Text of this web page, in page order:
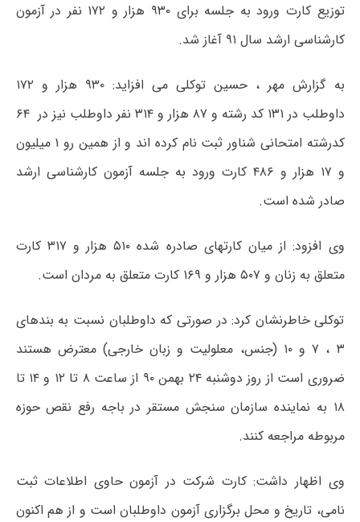
توزیع کارت ورود به جلسه برای ۹۳۰ هزار و ۱۷۲ نفر در آزمون
کارشناسی ارشد سال ۹۱ آغاز شد.
به گزارش مهر ، حسین توکلی می افزاید: ۹۳۰ هزار و ۱۷۲
داوطلب در ۱۳۱ کد رشته و ۸۷ هزار و ۳۱۴ نفر داوطلب نیز در ۶۴
کدرشته امتحانی شناور ثبت نام کرده اند و از همین رو ۱ میلیون
و ۱۷ هزار و ۴۸۶ کارت ورود به جلسه آزمون کارشناسی ارشد
صادر شده است.
وی افزود: از میان کارتهای صادره شده ۵۱۰ هزار و ۳۱۷ کارت
متعلق به زنان و ۵۰۷ هزار و ۱۶۹ کارت متعلق به مردان است.
توکلی خاطرنشان کرد: در صورتی که داوطلبان نسبت به بندهای
۳ ، ۷ و ۱۰ (جنس، معلولیت و زبان خارجی) معترض هستند
ضروری است از روز دوشنبه ۲۴ بهمن ۹۰ از ساعت ۸ تا ۱۲ و ۱۴ تا
۱۸ به نماینده سازمان سنجش مستقر در باجه رفع نقص حوزه
مربوطه مراجعه کنند.
وی اظهار داشت: کارت شرکت در آزمون حاوی اطلاعات ثبت
نامی، تاریخ و محل برگزاری آزمون داوطلبان است و از هم اکنون